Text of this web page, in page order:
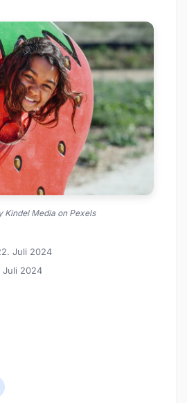
Kindel Media on Pexels
Juli 2024
Juli 2024